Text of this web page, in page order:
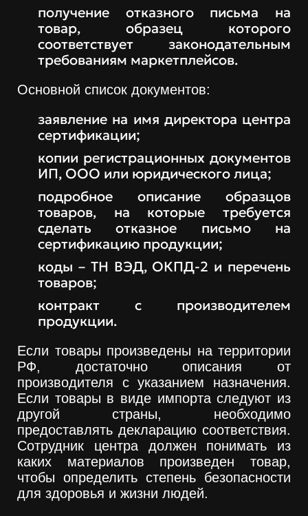
получение отказного письма на
товар, образец которого
соответствует законодательным
требованиям маркетплейсов.
Основной список документов:
заявление на имя директора центра
сертификации;
копии регистрационных документов
ИП, ООО или юридического лица;
подробное описание образцов
товаров, на которые требуется
сделать отказное письмо на
сертификацию продукции;
коды – ТН ВЭД, ОКПД-2 и перечень
товаров;
контракт с производителем
продукции.
Если товары произведены на территории
РФ, достаточно описания от
производителя с указанием назначения.
Если товары в виде импорта следуют из
другой страны, необходимо
предоставлять декларацию соответствия.
Сотрудник центра должен понимать из
каких материалов произведен товар,
чтобы определить степень безопасности
для здоровья и жизни людей.